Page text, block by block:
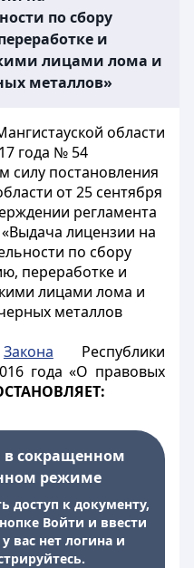
по сбору
и
лицами лома и
металлов»
области
года № 54
силу постановления
от 25 сентября
регламента
«Выдача лицензии на
по сбору
переработке и
лицами лома и
металлов
Закона Республики
года «О правовых
в сокращенном
режиме
доступ к документу,
Войти и ввести
вас нет логина и